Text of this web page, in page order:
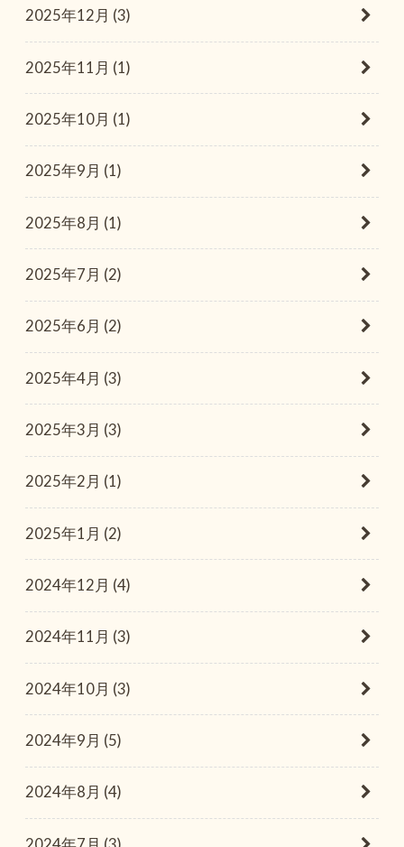
2025年12月 (3)
2025年11月 (1)
2025年10月 (1)
2025年9月 (1)
2025年8月 (1)
2025年7月 (2)
2025年6月 (2)
2025年4月 (3)
2025年3月 (3)
2025年2月 (1)
2025年1月 (2)
2024年12月 (4)
2024年11月 (3)
2024年10月 (3)
2024年9月 (5)
2024年8月 (4)